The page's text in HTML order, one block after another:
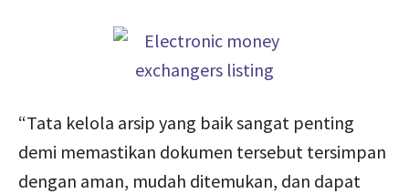
“Tata kelola arsip yang baik sangat penting
demi memastikan dokumen tersebut tersimpan
dengan aman, mudah ditemukan, dan dapat